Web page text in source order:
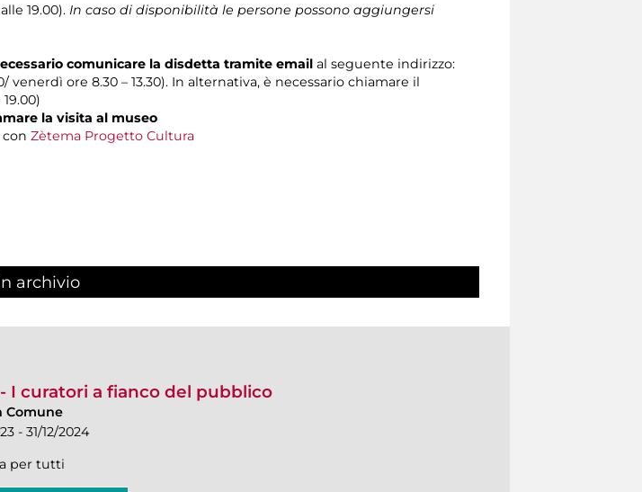
19.00). In caso di disponibilità le persone possono aggiungersi
comunicare la disdetta tramite email al seguente indirizzo:
venerdì ore 8.30 – 13.30). In alternativa, è necessario chiamare il
la visita al museo
Zètema Progetto Cultura
archivio
I curatori a fianco del pubblico
Comune
- 31/12/2024
per tutti